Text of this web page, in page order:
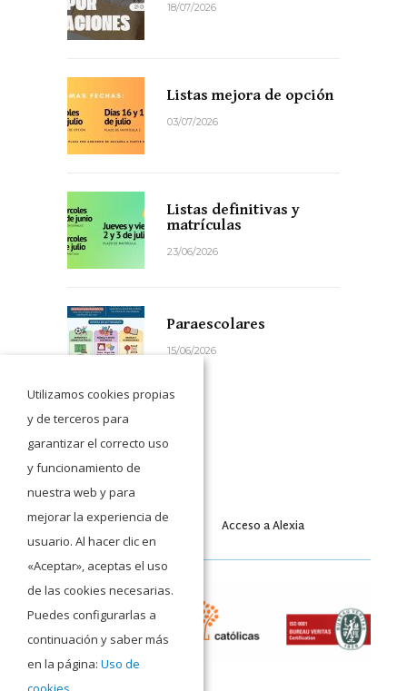
18/07/2026
Listas mejora de opción
03/07/2026
Listas definitivas y
matrículas
23/06/2026
Paraescolares
15/06/2026
Acceso a Moodle Acceso a Alexia
Utilizamos cookies propias
y de terceros para
garantizar el correcto uso
y funcionamiento de
nuestra web y para
mejorar la experiencia de
usuario. Al hacer clic en
«Aceptar», aceptas el uso
de las cookies necesarias.
Puedes configurarlas a
continuación y saber más
en la página: Uso de